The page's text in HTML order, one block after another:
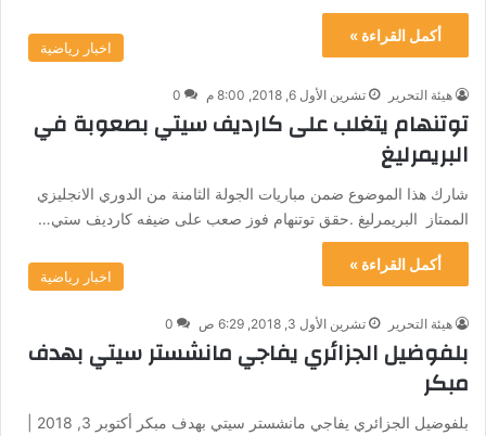
أكمل القراءة »
اخبار رياضية
هيئة التحرير تشرين الأول 6, 2018, 8:00 م 0
توتنهام يتغلب على كارديف سيتي بصعوبة في
البريمرليغ
شارك هذا الموضوع ضمن مباريات الجولة الثامنة من الدوري الانجليزي
الممتاز البريمرليغ .حقق توتنهام فوز صعب على ضيفه كارديف ستي…
أكمل القراءة »
اخبار رياضية
هيئة التحرير تشرين الأول 3, 2018, 6:29 ص 0
بلفوضيل الجزائري يفاجي مانشستر سيتي بهدف
مبكر